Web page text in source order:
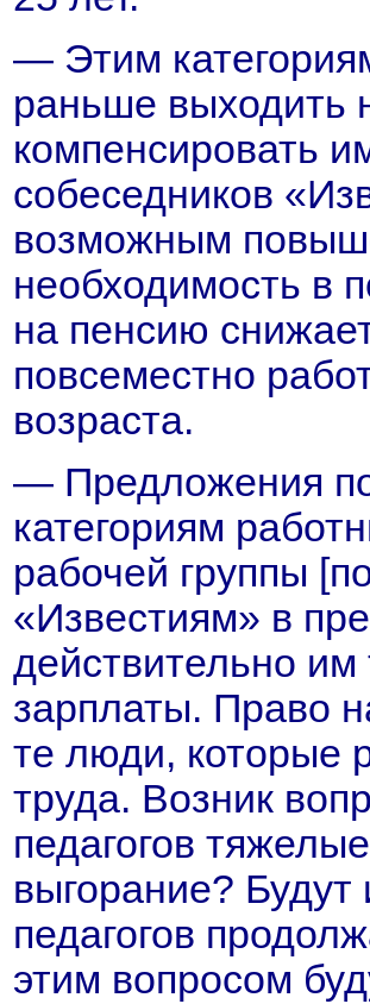
— Этим
раньше выходить
компенсировать
собеседников
возможным
необходимость в
на пенсию
повсеместно
возраста.
— Предложения
категориям
рабочей группы
«Известиям» в
действительно
зарплаты. Право
те люди, которые
труда. Возник
педагогов
выгорание?
педагогов
этим вопросом